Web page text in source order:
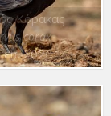
Κόρακας
corax
2020